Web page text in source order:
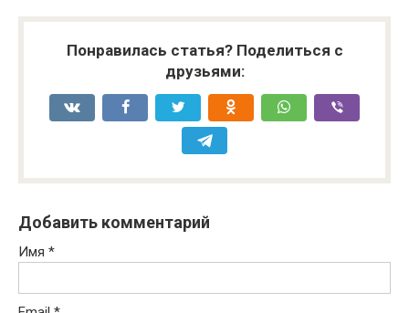
Понравилась статья? Поделиться с
друзьями:
Добавить комментарий
Имя *